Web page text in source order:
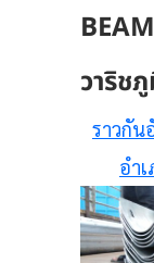
วาริช
ราวกัน
อำ